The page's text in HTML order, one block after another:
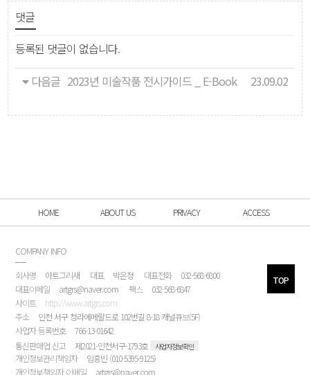
댓글
등록된 댓글이 없습니다.
다음글 2023년 미술작품 전시가이드 _ E-Book 23.09.02
HOME ABOUT US PRIVACY ACCESS
COMPANY INFO
회사명 아트그리새 대표 박은정 대표전화
032-568-6800
대표이메일
artgrs@naver.com 팩스
032-568-6847
사이트
http://www.artgrs.com
주소
인천 서구 청라에메랄드로 102번길 8-18 캐널큐브(5F)
사업자 등록번호
766-13-01642
통신판매업 신고
제2021-인천서구-1793호 사업자정보확인
개인정보관리책임자
임흥빈 (010-5395-9125)
개인정보책임자 이메일
artgrs@naver.com
TOP